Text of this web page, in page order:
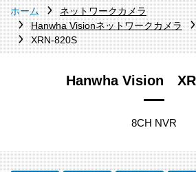
ホーム
ネットワークカメラ
Hanwha Visionネットワークカメラ
XRN-820S
Hanwha Vision
8CH NVR